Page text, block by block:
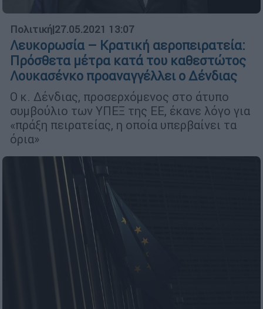
Πολιτική|27.05.2021 13:07
Λευκορωσία – Κρατική αεροπειρατεία:
Πρόσθετα μέτρα κατά του καθεστώτος
Λουκασένκο προαναγγέλλει ο Δένδιας
Ο κ. Δένδιας, προσερχόμενος στο άτυπο
συμβούλιο των ΥΠΕΞ της ΕΕ, έκανε λόγο για
«πράξη πειρατείας, η οποία υπερβαίνει τα
όρια»